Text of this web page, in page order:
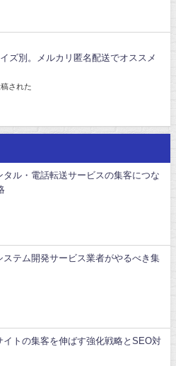
ズ別。メルカリ匿名配送でオススメ
された
タル・電話転送サービスの集客につな
ステム開発サービス業者がやるべき集
イトの集客を伸ばす強化戦略とSEO対